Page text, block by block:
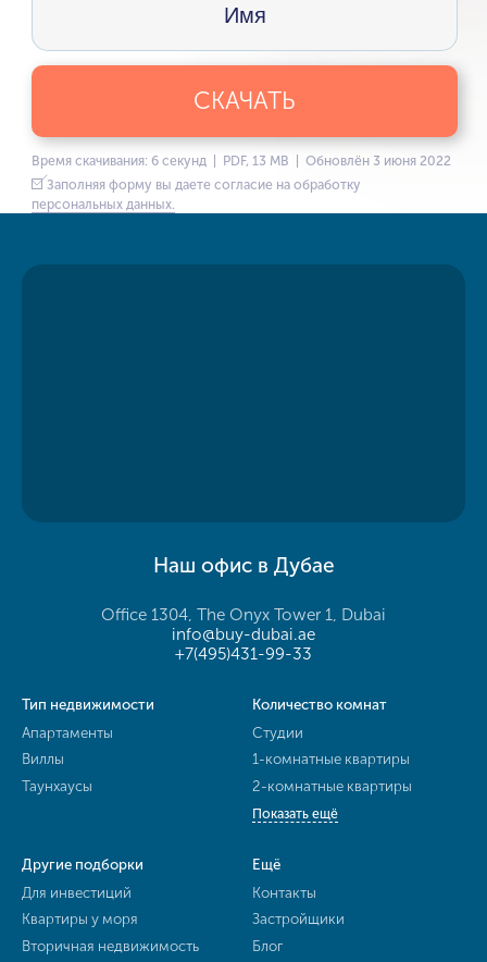
СКАЧАТЬ
Время скачивания: 6 секунд | PDF, 13 MB | Обновлён 3 июня 2022
Заполняя форму вы даете согласие на обработку
персональных данных.
Наш офис в Дубае
Office 1304, The Onyx Tower 1, Dubai
info@buy-dubai.ae
+7(495)431-99-33
Тип недвижимости
Апартаменты
Виллы
Таунхаусы
Количество комнат
Студии
1-комнатные квартиры
2-комнатные квартиры
Показать ещё
Другие подборки
Для инвестиций
Квартиры у моря
Вторичная недвижимость
Ещё
Контакты
Застройщики
Блог